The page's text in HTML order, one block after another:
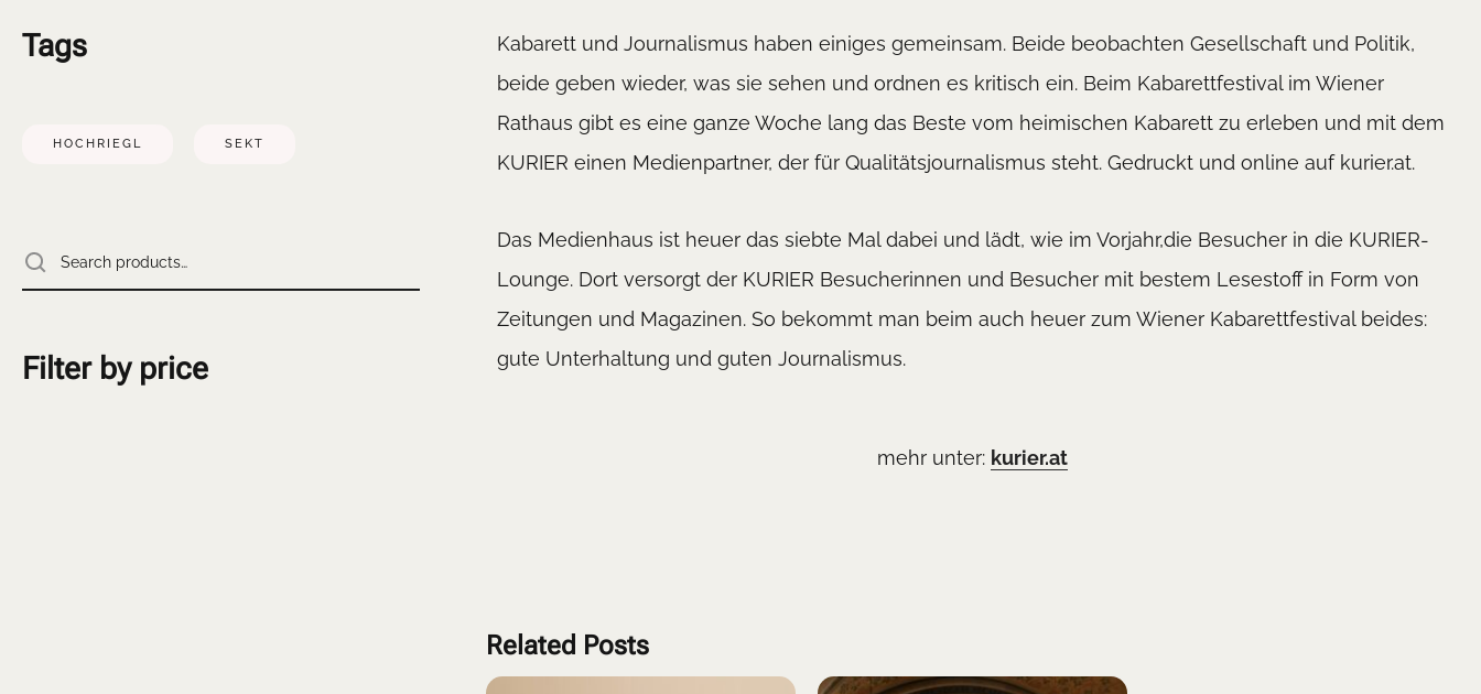
Kabarett und Journalismus haben einiges gemeinsam. Beide beobachten Gesellschaft und Politik,
beide geben wieder, was sie sehen und ordnen es kritisch ein. Beim Kabarettfestival im Wiener
Rathaus gibt es eine ganze Woche lang das Beste vom heimischen Kabarett zu erleben und mit dem
KURIER einen Medienpartner, der für Qualitätsjournalismus steht. Gedruckt und online auf kurier.at.
Das Medienhaus ist heuer das siebte Mal dabei und lädt, wie im Vorjahr,die Besucher in die KURIER-
Lounge. Dort versorgt der KURIER Besucherinnen und Besucher mit bestem Lesestoff in Form von
Zeitungen und Magazinen. So bekommt man beim auch heuer zum Wiener Kabarettfestival beides:
gute Unterhaltung und guten Journalismus.
mehr unter: kurier.at
Related Posts
Tags
HOCHRIEGL SEKT
Filter by price